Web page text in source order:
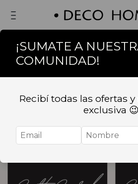
Inicio . GIFT CARD
GIFT CARD
¡SUMATE A
COMUNIDAD!
Recibí todas las ofertas
exclusiva 😉